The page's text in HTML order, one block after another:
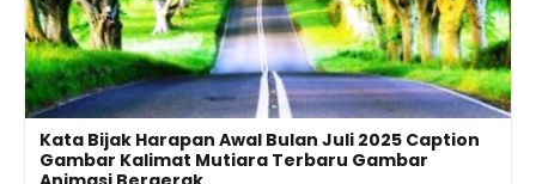
Kata Bijak Harapan Awal Bulan Juli 2025 Caption
Gambar Kalimat Mutiara Terbaru Gambar